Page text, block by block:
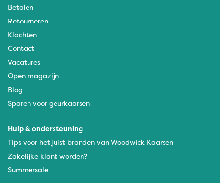
Betalen
Retourneren
Klachten
Contact
Vacatures
Open magazijn
Blog
Sparen voor geurkaarsen
Hulp & ondersteuning
Tips voor het juist branden van Woodwick Kaarsen
Zakelijke klant worden?
Summersale